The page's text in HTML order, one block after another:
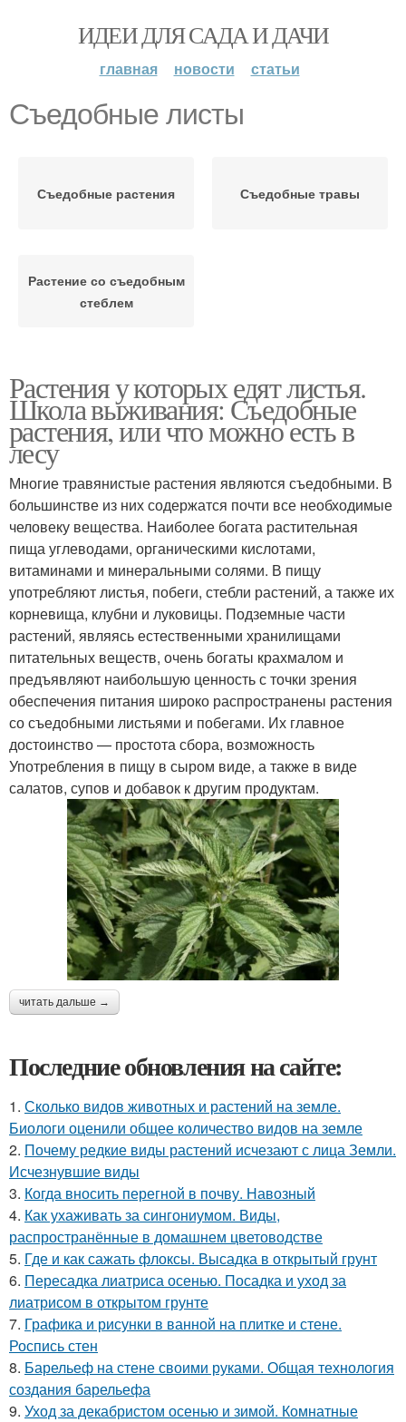
ИДЕИ ДЛЯ САДА И ДАЧИ
главная новости статьи
Съедобные листы
Съедобные растения Съедобные травы
Растение со съедобным
стеблем
Растения у которых едят листья.
Школа выживания: Съедобные
растения, или что можно есть в
лесу
Многие травянистые растения являются съедобными. В
большинстве из них содержатся почти все необходимые
человеку вещества. Наиболее богата растительная
пища углеводами, органическими кислотами,
витаминами и минеральными солями. В пищу
употребляют листья, побеги, стебли растений, а также их
корневища, клубни и луковицы. Подземные части
растений, являясь естественными хранилищами
питательных веществ, очень богаты крахмалом и
предъявляют наибольшую ценность с точки зрения
обеспечения питания широко распространены растения
со съедобными листьями и побегами. Их главное
достоинство — простота сбора, возможность
Употребления в пищу в сыром виде, а также в виде
салатов, супов и добавок к другим продуктам.
читать дальше →
Последние обновления на сайте:
1. Сколько видов животных и растений на земле.
Биологи оценили общее количество видов на земле
2. Почему редкие виды растений исчезают с лица Земли.
Исчезнувшие виды
3. Когда вносить перегной в почву. Навозный
4. Как ухаживать за сингониумом. Виды,
распространённые в домашнем цветоводстве
5. Где и как сажать флоксы. Высадка в открытый грунт
6. Пересадка лиатриса осенью. Посадка и уход за
лиатрисом в открытом грунте
7. Графика и рисунки в ванной на плитке и стене.
Роспись стен
8. Барельеф на стене своими руками. Общая технология
создания барельефа
9. Уход за декабристом осенью и зимой. Комнатные